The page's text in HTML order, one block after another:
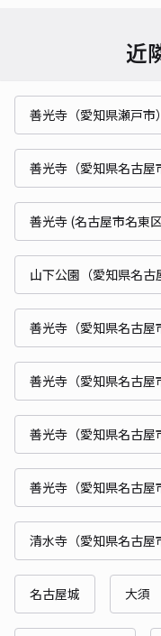
近
善光寺（愛知県瀬戸市）
善光寺（愛知県名古屋
善光寺 (名古屋市名東
山下公園（愛知県名古
善光寺（愛知県名古屋
善光寺（愛知県名古屋
善光寺（愛知県名古屋
善光寺（愛知県名古屋
清水寺（愛知県名古屋
名古屋城 大須